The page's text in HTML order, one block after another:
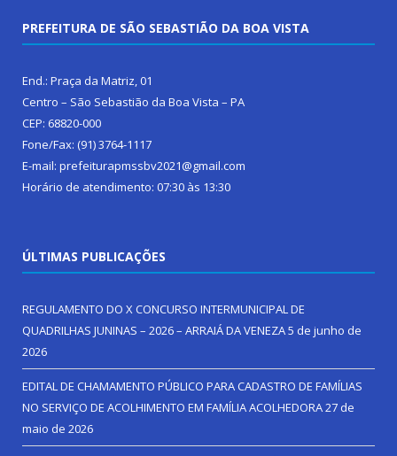
PREFEITURA DE SÃO SEBASTIÃO DA BOA VISTA
End.: Praça da Matriz, 01
Centro – São Sebastião da Boa Vista – PA
CEP: 68820-000
Fone/Fax: (91) 3764-1117
E-mail: prefeiturapmssbv2021@gmail.com
Horário de atendimento: 07:30 às 13:30
ÚLTIMAS PUBLICAÇÕES
REGULAMENTO DO X CONCURSO INTERMUNICIPAL DE
QUADRILHAS JUNINAS – 2026 – ARRAIÁ DA VENEZA5 de junho de
2026
EDITAL DE CHAMAMENTO PÚBLICO PARA CADASTRO DE FAMÍLIAS
NO SERVIÇO DE ACOLHIMENTO EM FAMÍLIA ACOLHEDORA27 de
maio de 2026